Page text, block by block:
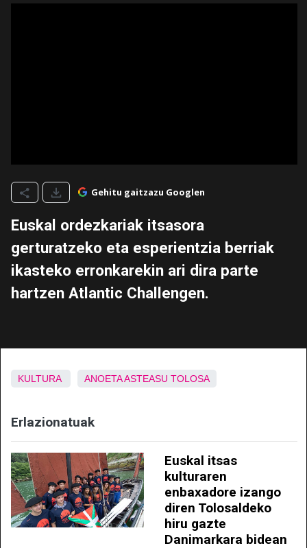
Gehitu gaitzazu Googlen
Euskal ordezkariak itsasora
gerturatzeko eta esperientzia berriak
ikasteko erronkarekin ari dira parte
hartzen Atlantic Challengen.
KULTURA ANOETAASTEASU TOLOSA
Erlazionatuak
Euskal itsas
kulturaren
enbaxadore izango
diren Tolosaldeko
hiru gazte
Danimarkara bidean